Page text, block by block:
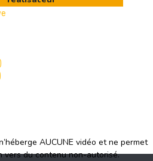
AUCUNE vidéo et ne permet
vers du contenu non-autorisé.